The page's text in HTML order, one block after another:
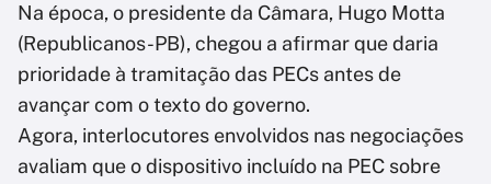
Na época, o presidente da Câmara, Hugo Motta
(Republicanos-PB), chegou a afirmar que daria
prioridade à tramitação das PECs antes de
avançar com o texto do governo.
Agora, interlocutores envolvidos nas negociações
avaliam que o dispositivo incluído na PEC sobre